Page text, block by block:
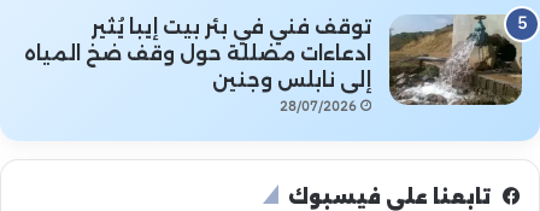
توقف فني في بئر بيت إيبا يُثير
ادعاءات مضللة حول وقف ضخ المياه
إلى نابلس وجنين
28/07/2026
تابعنا على فيسبوك